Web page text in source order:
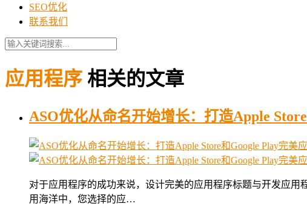
SEO优化
联系我们
应用程序 相关的文章
ASO优化从命名开始增长：打造Apple
对于应用程序的成功来说，设计完美的应用程序标题与开发应
用海洋中，您选择的应…